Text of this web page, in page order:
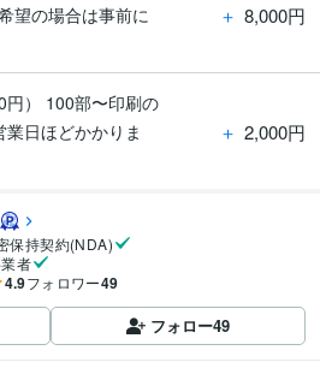
望の場合は事前に
＋ 8,000円
円） 100部〜印刷の
日ほどかかりま
＋ 2,000円
保持契約(NDA)
者
4.9フォロワー49
フォロー49